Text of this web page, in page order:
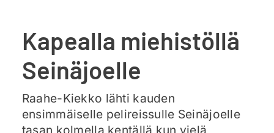
Kapealla miehistöllä
Seinäjoelle
Raahe-Kiekko lähti kauden
ensimmäiselle pelireissulle Seinäjoelle